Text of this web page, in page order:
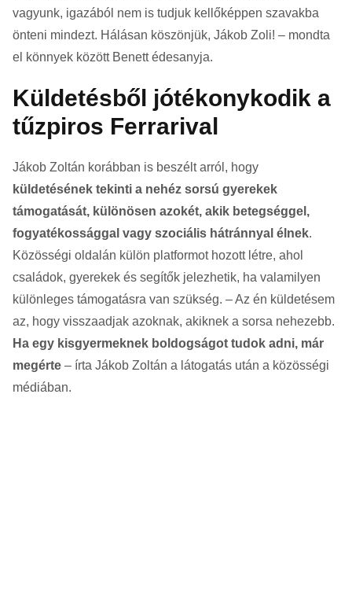
vagyunk, igazából nem is tudjuk kellőképpen szavakba
önteni mindezt. Hálásan köszönjük, Jákob Zoli! – mondta
el könnyek között Benett édesanyja.
Küldetésből jótékonykodik a
tűzpiros Ferrarival
Jákob Zoltán korábban is beszélt arról, hogy
küldetésének tekinti a nehéz sorsú gyerekek
támogatását, különösen azokét, akik betegséggel,
fogyatékossággal vagy szociális hátránnyal élnek.
Közösségi oldalán külön platformot hozott létre, ahol
családok, gyerekek és segítők jelezhetik, ha valamilyen
különleges támogatásra van szükség. – Az én küldetésem
az, hogy visszaadjak azoknak, akiknek a sorsa nehezebb.
Ha egy kisgyermeknek boldogságot tudok adni, már
megérte – írta Jákob Zoltán a látogatás után a közösségi
médiában.